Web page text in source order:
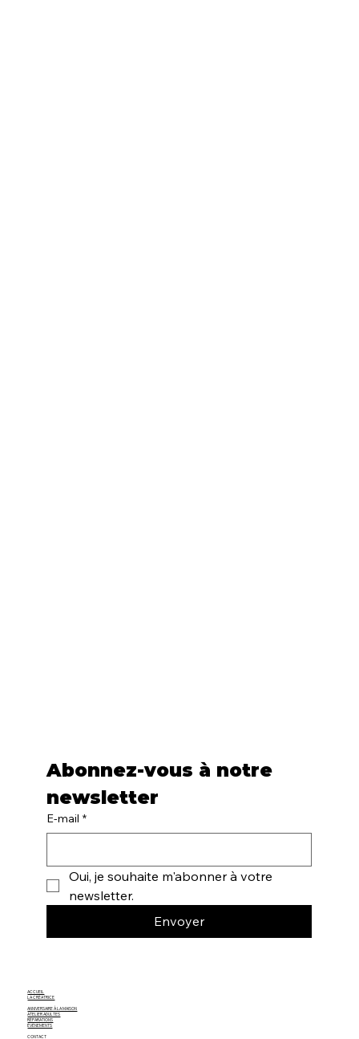
Abonnez-vous à notre
newsletter
E-mail *
Oui, je souhaite m'abonner à votre
newsletter.
Envoyer
ACCUEIL
LA CRÉATRICE
ANNIVERSAIRE À LA MAISON
ATELIER ADULTES
RÉPARATIONS
ÉVÈNEMENTS
CONTACT